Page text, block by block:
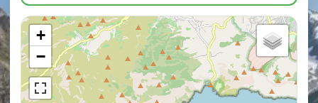
+
−